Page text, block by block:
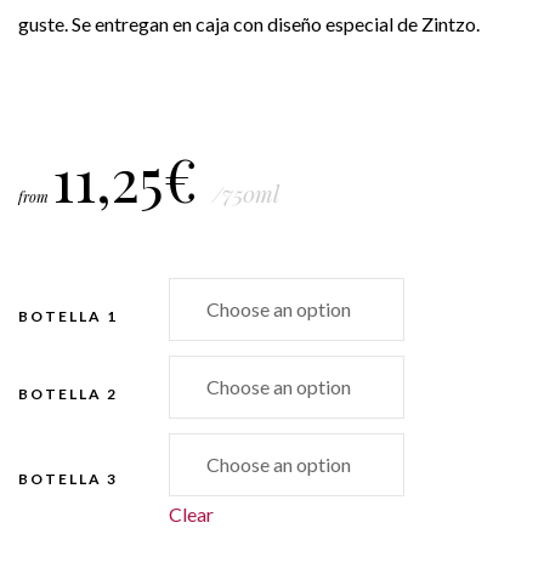
guste. Se entregan en caja con diseño especial de Zintzo.
from 11,25€ /750ml
BOTELLA 1
BOTELLA 2
BOTELLA 3
Clear